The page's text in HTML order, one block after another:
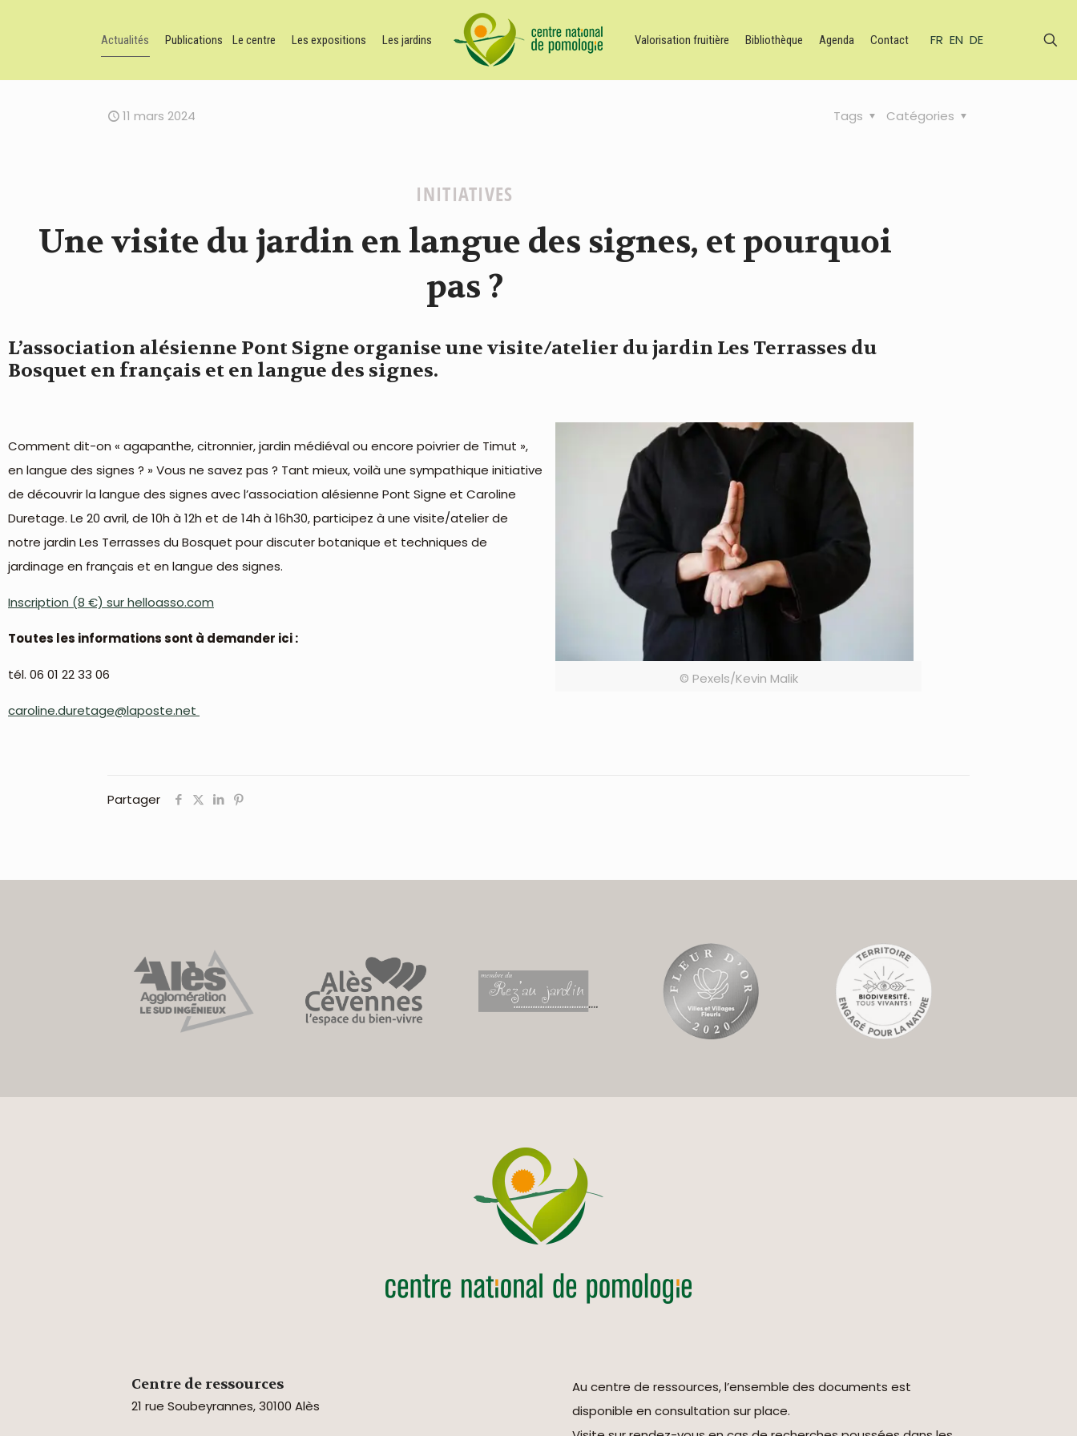
Actualités Publications Le centre Les expositions Les jardins Valorisation fruitière Bibliothèque Agenda Contact FR EN DE
11 mars 2024 Catégories
Tags
INITIATIVES
Une visite du jardin en langue des signes, et pourquoi
pas ?
L’association alésienne Pont Signe organise une visite/atelier du jardin Les Terrasses du
Bosquet en français et en langue des signes.
© Pexels/Kevin Malik
Comment dit-on « agapanthe, citronnier, jardin médiéval ou encore poivrier de Timut »,
en langue des signes ? » Vous ne savez pas ? Tant mieux, voilà une sympathique initiative
de découvrir la langue des signes avec l’association alésienne Pont Signe et Caroline
Duretage. Le 20 avril, de 10h à 12h et de 14h à 16h30, participez à une visite/atelier de
notre jardin Les Terrasses du Bosquet pour discuter botanique et techniques de
jardinage en français et en langue des signes.
Inscription (8 €) sur helloasso.com
Toutes les informations sont à demander ici :
tél. 06 01 22 33 06
caroline.duretage@laposte.net
Partager
Centre de ressources
21 rue Soubeyrannes, 30100 Alès
Au centre de ressources, l’ensemble des documents est
disponible en consultation sur place.